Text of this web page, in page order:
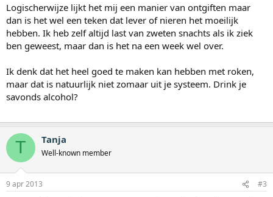
Logischerwijze lijkt het mij een manier van ontgiften maar
dan is het wel een teken dat lever of nieren het moeilijk
hebben. Ik heb zelf altijd last van zweten snachts als ik ziek
ben geweest, maar dan is het na een week wel over.
Ik denk dat het heel goed te maken kan hebben met roken,
maar dat is natuurlijk niet zomaar uit je systeem. Drink je
savonds alcohol?
T Tanja
Well-known member
9 apr 2013 #3